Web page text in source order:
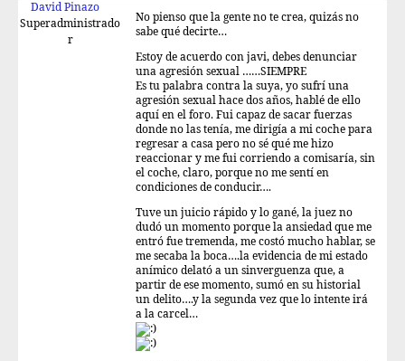
David Pinazo
Superadministrado
r
No pienso que la gente no te crea, quizás no
sabe qué decirte…
Estoy de acuerdo con javi, debes denunciar
una agresión sexual ……SIEMPRE
Es tu palabra contra la suya, yo sufrí una
agresión sexual hace dos años, hablé de ello
aquí en el foro. Fui capaz de sacar fuerzas
donde no las tenía, me dirigía a mi coche para
regresar a casa pero no sé qué me hizo
reaccionar y me fui corriendo a comisaría, sin
el coche, claro, porque no me sentí en
condiciones de conducir….
Tuve un juicio rápido y lo gané, la juez no
dudó un momento porque la ansiedad que me
entró fue tremenda, me costó mucho hablar, se
me secaba la boca….la evidencia de mi estado
anímico delató a un sinverguenza que, a
partir de ese momento, sumó en su historial
un delito….y la segunda vez que lo intente irá
a la carcel…